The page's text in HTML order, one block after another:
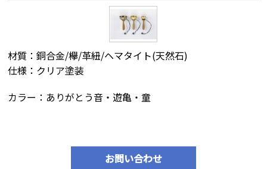
材質：銅合金/欅/革紐/ヘマタイト(天然石)
仕様：クリア塗装
カラー：ありがとう音・遊亀・童
お問い合わせ